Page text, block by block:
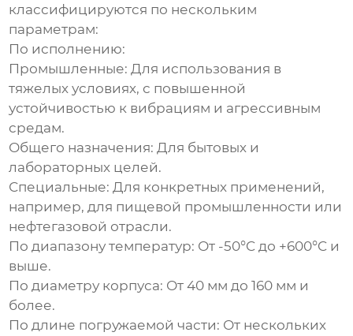
классифицируются по нескольким
параметрам:
По исполнению:
Промышленные: Для использования в
тяжелых условиях, с повышенной
устойчивостью к вибрациям и агрессивным
средам.
Общего назначения: Для бытовых и
лабораторных целей.
Специальные: Для конкретных применений,
например, для пищевой промышленности или
нефтегазовой отрасли.
По диапазону температур: От -50°C до +600°C и
выше.
По диаметру корпуса: От 40 мм до 160 мм и
более.
По длине погружаемой части: От нескольких